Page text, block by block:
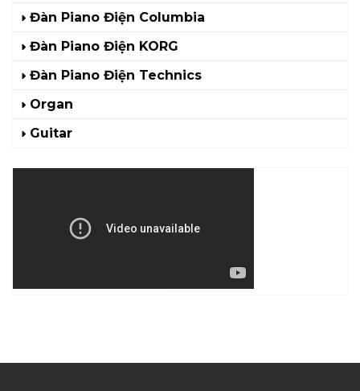
Đàn Piano Điện Columbia
Đàn Piano Điện KORG
Đàn Piano Điện Technics
Organ
Guitar